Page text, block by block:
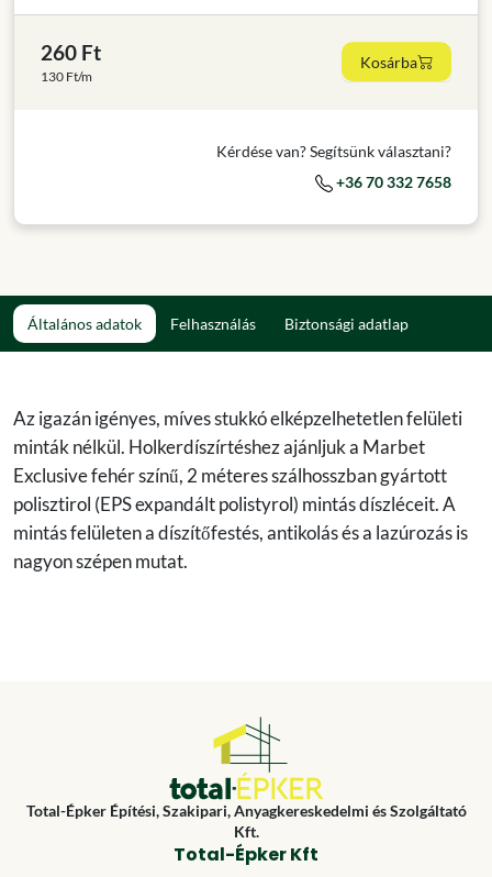
260 Ft
130 Ft/m
Kosárba
Kérdése van? Segítsünk választani?
+36 70 332 7658
Általános adatok Felhasználás Biztonsági adatlap
Az igazán igényes, míves stukkó elképzelhetetlen felületi
minták nélkül. Holkerdíszírtéshez ajánljuk a Marbet
Exclusive fehér színű, 2 méteres szálhosszban gyártott
polisztirol (EPS expandált polistyrol) mintás díszléceit. A
mintás felületen a díszítőfestés, antikolás és a lazúrozás is
nagyon szépen mutat.
Total-Épker Építési, Szakipari, Anyagkereskedelmi és Szolgáltató
Kft.
Total-Épker Kft